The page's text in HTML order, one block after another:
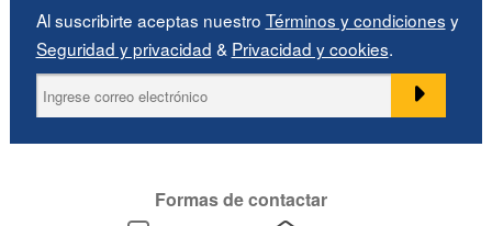
Al suscribirte aceptas nuestro Términos y condiciones y
Seguridad y privacidad & Privacidad y cookies.
Formas de contactar